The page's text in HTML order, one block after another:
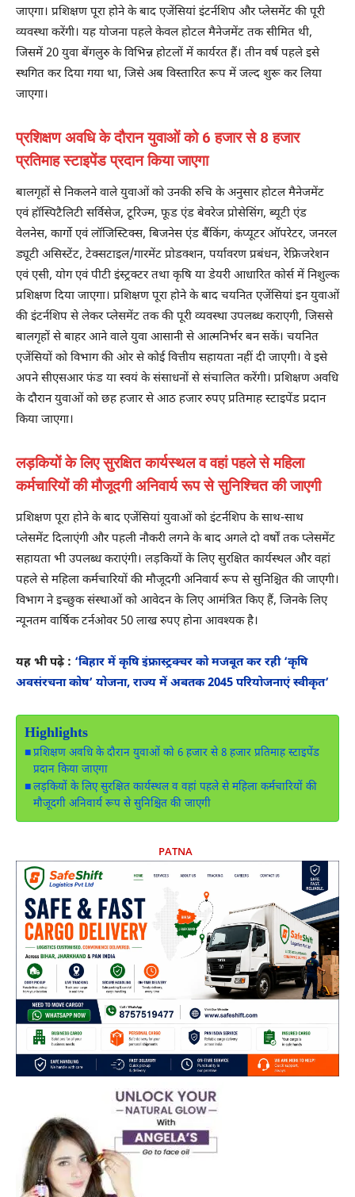
जाएगा। प्रशिक्षण पूरा होने के बाद एजेंसियां इंटर्नशिप और प्लेसमेंट की पूरी
व्यवस्था करेंगी। यह योजना पहले केवल होटल मैनेजमेंट तक सीमित थी,
जिसमें 20 युवा बेंगलुरु के विभिन्न होटलों में कार्यरत हैं। तीन वर्ष पहले इसे
स्थगित कर दिया गया था, जिसे अब विस्तारित रूप में जल्द शुरू कर लिया
जाएगा।
प्रशिक्षण अवधि के दौरान युवाओं को 6 हजार से 8 हजार
प्रतिमाह स्टाइपेंड प्रदान किया जाएगा
बालगृहों से निकलने वाले युवाओं को उनकी रुचि के अनुसार होटल मैनेजमेंट
एवं हॉस्पिटैलिटी सर्विसेज, टूरिज्म, फूड एंड बेवरेज प्रोसेसिंग, ब्यूटी एंड
वेलनेस, कार्गो एवं लॉजिस्टिक्स, बिजनेस एंड बैंकिंग, कंप्यूटर ऑपरेटर, जनरल
ड्यूटी असिस्टेंट, टेक्सटाइल/गारमेंट प्रोडक्शन, पर्यावरण प्रबंधन, रेफ्रिजरेशन
एवं एसी, योग एवं पीटी इंस्ट्रक्टर तथा कृषि या डेयरी आधारित कोर्स में निशुल्क
प्रशिक्षण दिया जाएगा। प्रशिक्षण पूरा होने के बाद चयनित एजेंसियां इन युवाओं
की इंटर्नशिप से लेकर प्लेसमेंट तक की पूरी व्यवस्था उपलब्ध कराएगी, जिससे
बालगृहों से बाहर आने वाले युवा आसानी से आत्मनिर्भर बन सकें। चयनित
एजेंसियों को विभाग की ओर से कोई वित्तीय सहायता नहीं दी जाएगी। वे इसे
अपने सीएसआर फंड या स्वयं के संसाधनों से संचालित करेंगी। प्रशिक्षण अवधि
के दौरान युवाओं को छह हजार से आठ हजार रुपए प्रतिमाह स्टाइपेंड प्रदान
किया जाएगा।
लड़कियों के लिए सुरक्षित कार्यस्थल व वहां पहले से महिला
कर्मचारियों की मौजूदगी अनिवार्य रूप से सुनिश्चित की जाएगी
प्रशिक्षण पूरा होने के बाद एजेंसियां युवाओं को इंटर्नशिप के साथ-साथ
प्लेसमेंट दिलाएंगी और पहली नौकरी लगने के बाद अगले दो वर्षों तक प्लेसमेंट
सहायता भी उपलब्ध कराएंगी। लड़कियों के लिए सुरक्षित कार्यस्थल और वहां
पहले से महिला कर्मचारियों की मौजूदगी अनिवार्य रूप से सुनिश्चित की जाएगी।
विभाग ने इच्छुक संस्थाओं को आवेदन के लिए आमंत्रित किए हैं, जिनके लिए
न्यूनतम वार्षिक टर्नओवर 50 लाख रुपए होना आवश्यक है।
यह भी पढ़े : ‘बिहार में कृषि इंफ्रास्ट्रक्चर को मजबूत कर रही ‘कृषि
अवसंरचना कोष’ योजना, राज्य में अबतक 2045 परियोजनाएं स्वीकृत’
Highlights
प्रशिक्षण अवधि के दौरान युवाओं को 6 हजार से 8 हजार प्रतिमाह स्टाइपेंड
प्रदान किया जाएगा
लड़कियों के लिए सुरक्षित कार्यस्थल व वहां पहले से महिला कर्मचारियों की
मौजूदगी अनिवार्य रूप से सुनिश्चित की जाएगी
PATNA